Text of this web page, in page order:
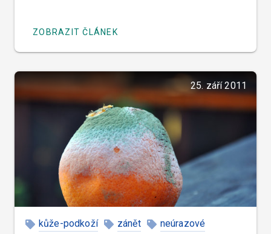
ZOBRAZIT ČLÁNEK
25. září 2011
kůže-podkoží zánět
neúrazové